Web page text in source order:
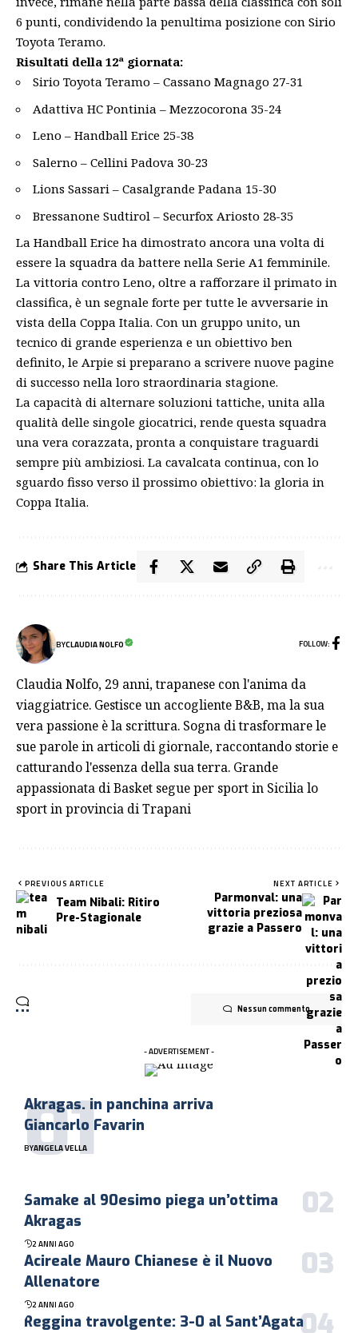
6 punti, condividendo la penultima posizione con Sirio
Toyota Teramo.
Risultati della 12ª giornata:
Sirio Toyota Teramo – Cassano Magnago 27-31
Adattiva HC Pontinia – Mezzocorona 35-24
Leno – Handball Erice 25-38
Salerno – Cellini Padova 30-23
Lions Sassari – Casalgrande Padana 15-30
Bressanone Sudtirol – Securfox Ariosto 28-35
La Handball Erice ha dimostrato ancora una volta di
essere la squadra da battere nella Serie A1 femminile.
La vittoria contro Leno, oltre a rafforzare il primato in
classifica, è un segnale forte per tutte le avversarie in
vista della Coppa Italia. Con un gruppo unito, un
tecnico di grande esperienza e un obiettivo ben
definito, le Arpie si preparano a scrivere nuove pagine
di successo nella loro straordinaria stagione.
La capacità di alternare soluzioni tattiche, unita alla
qualità delle singole giocatrici, rende questa squadra
una vera corazzata, pronta a conquistare traguardi
sempre più ambiziosi. La cavalcata continua, con lo
sguardo fisso verso il prossimo obiettivo: la gloria in
Coppa Italia.
Share This Article
BYCLAUDIA NOLFO FOLLOW:
Claudia Nolfo, 29 anni, trapanese con l'anima da
viaggiatrice. Gestisce un accogliente B&B, ma la sua
vera passione è la scrittura. Sogna di trasformare le
sue parole in articoli di giornale, raccontando storie e
catturando l'essenza della sua terra. Grande
appassionata di Basket segue per sport in Sicilia lo
sport in provincia di Trapani
PREVIOUS ARTICLE
Team Nibali: Ritiro
Pre-Stagionale
NEXT ARTICLE
Parmonval: una
vittoria preziosa
grazie a Passero
Nessun commento
- ADVERTISEMENT -
Akragas. in panchina arriva
Giancarlo Favarin
BYANGELA VELLA
Samake al 90esimo piega un’ottima
Akragas
2 ANNI AGO
Acireale Mauro Chianese è il Nuovo
Allenatore
2 ANNI AGO
Reggina travolgente: 3-0 al Sant’Agata